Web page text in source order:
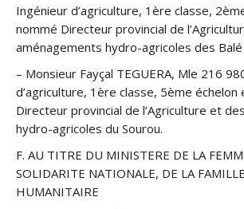
Ingénieur d’agriculture, 1ère classe,
nommé Directeur provincial de
aménagements hydro-agricoles des Balé
– Monsieur Fayçal TEGUERA, Mle 216
d’agriculture, 1ère classe, 5ème échelon
Directeur provincial de l’Agriculture et
hydro-agricoles du Sourou.
F. AU TITRE DU MINISTERE DE LA
SOLIDARITE NATIONALE, DE LA
HUMANITAIRE